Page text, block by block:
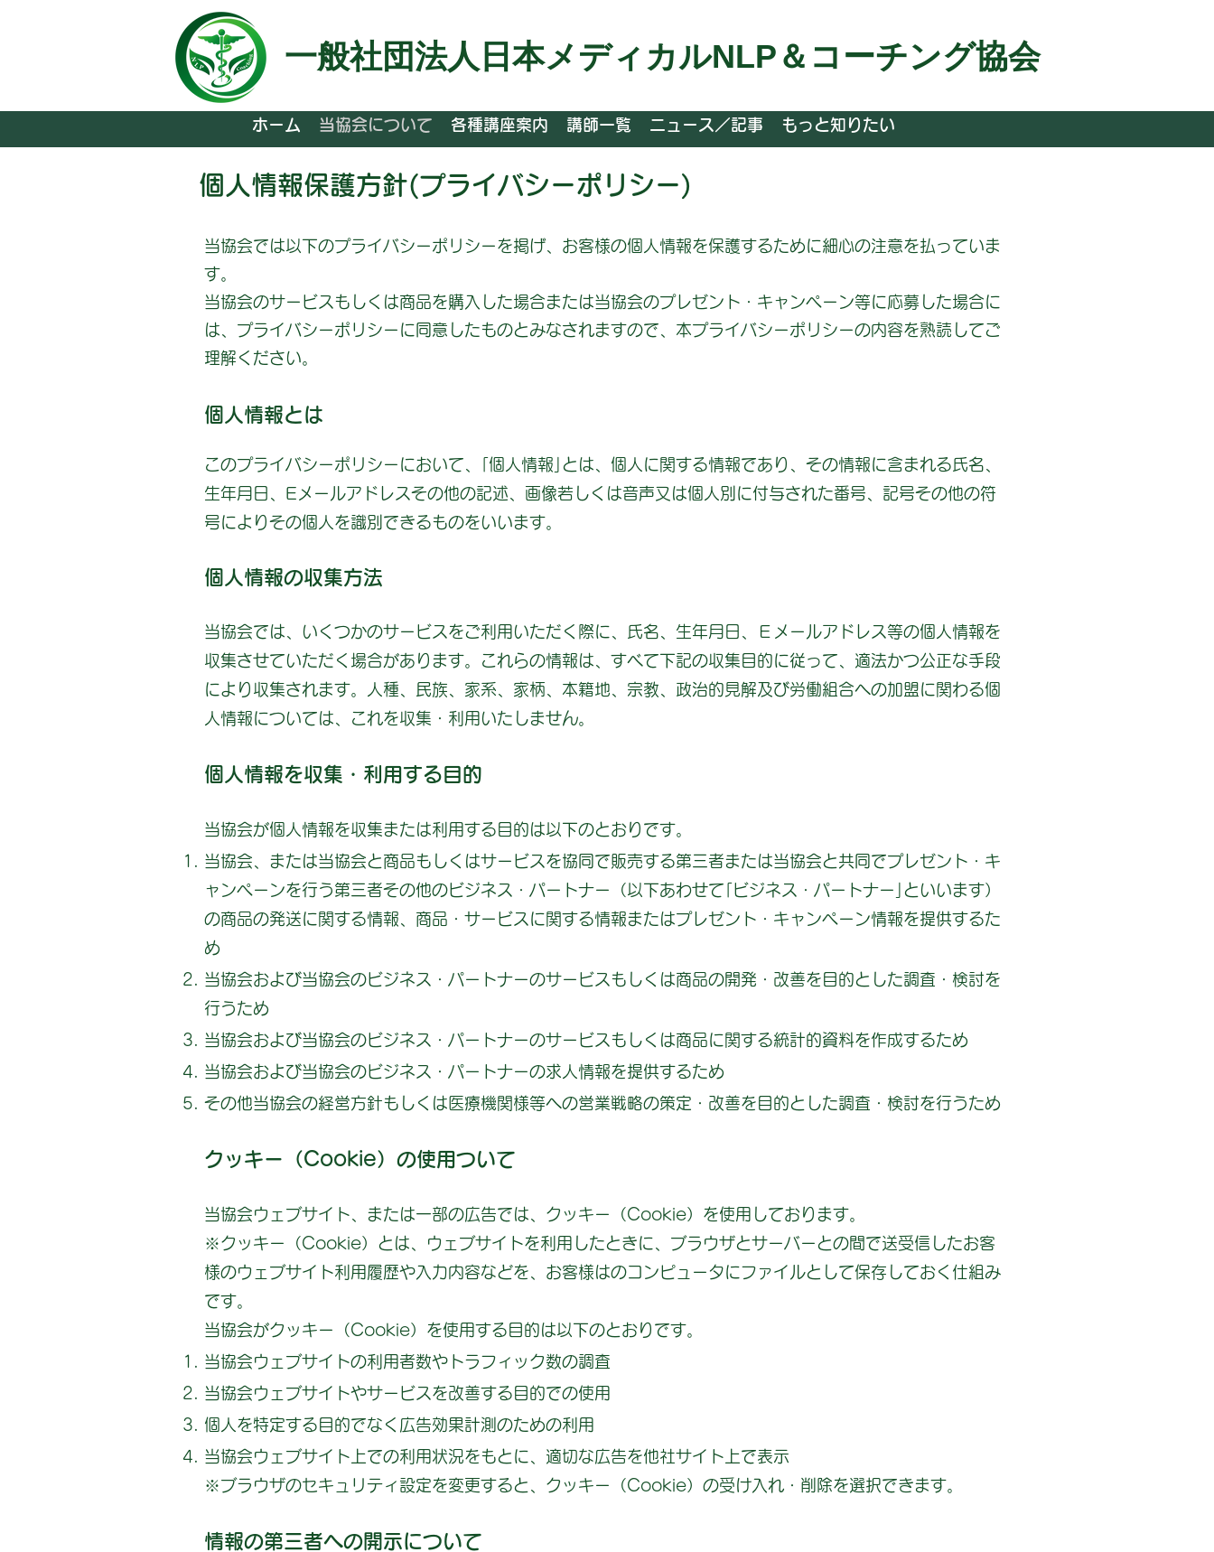
一般社団法人日本メディカルNLP＆コーチング協会
ホーム 当協会について 各種講座案内 講師一覧 ニュース／記事 もっと知りたい
​個人情報保護方針(プライバシーポリシー)
当協会では以下のプライバシーポリシーを掲げ、お客様の個人情報を保護するために細心の注意を払っていま
す。
当協会のサービスもしくは商品を購入した場合または当協会のプレゼント・キャンペーン等に応募した場合に
は、プライバシーポリシーに同意したものとみなされますので、本プライバシーポリシーの内容を熟読してご
理解ください。
個人情報とは
このプライバシーポリシーにおいて、｢個人情報｣とは、個人に関する情報であり、その情報に含まれる氏名、
生年月日、Eメールアドレスその他の記述、画像若しくは音声又は個人別に付与された番号、記号その他の符
号によりその個人を識別できるものをいいます。
個人情報の収集方法
当協会では、いくつかのサービスをご利用いただく際に、氏名、生年月日、Ｅメールアドレス等の個人情報を
収集させていただく場合があります。これらの情報は、すべて下記の収集目的に従って、適法かつ公正な手段
により収集されます。人種、民族、家系、家柄、本籍地、宗教、政治的見解及び労働組合への加盟に関わる個
人情報については、これを収集・利用いたしません。
個人情報を収集・利用する目的
当協会が個人情報を収集または利用する目的は以下のとおりです。
当協会、または当協会と商品もしくはサービスを協同で販売する第三者または当協会と共同でプレゼント・キ
ャンペーンを行う第三者その他のビジネス・パートナー（以下あわせて｢ビジネス・パートナー｣といいます）
の商品の発送に関する情報、商品・サービスに関する情報またはプレゼント・キャンペーン情報を提供するた
め
当協会および当協会のビジネス・パートナーのサービスもしくは商品の開発・改善を目的とした調査・検討を
行うため
当協会および当協会のビジネス・パートナーのサービスもしくは商品に関する統計的資料を作成するため
当協会および当協会のビジネス・パートナーの求人情報を提供するため
その他当協会の経営方針もしくは医療機関様等への営業戦略の策定・改善を目的とした調査・検討を行うため
クッキー（Cookie）の使用ついて
当協会ウェブサイト、または一部の広告では、クッキー（Cookie）を使用しております。
※クッキー（Cookie）とは、ウェブサイトを利用したときに、ブラウザとサーバーとの間で送受信したお客
様のウェブサイト利用履歴や入力内容などを、お客様はのコンピュータにファイルとして保存しておく仕組み
です。
当協会がクッキー（Cookie）を使用する目的は以下のとおりです。
当協会ウェブサイトの利用者数やトラフィック数の調査
当協会ウェブサイトやサービスを改善する目的での使用
個人を特定する目的でなく広告効果計測のための利用
当協会ウェブサイト上での利用状況をもとに、適切な広告を他社サイト上で表示
※ブラウザのセキュリティ設定を変更すると、クッキー（Cookie）の受け入れ・削除を選択できます。
情報の第三者への開示について